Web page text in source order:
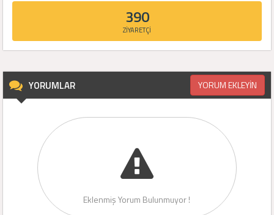
390
ZİYARETÇİ
YORUMLAR YORUM EKLEYİN
Eklenmiş Yorum Bulunmuyor !